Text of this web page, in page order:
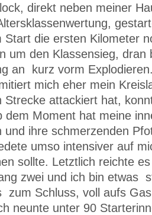
direkt neben meiner
Start die ersten Kilometer
um den Klassensieg, dran
an kurz vorm
mich eher mein
Strecke attackiert hat,
dem Moment hat meine
und ihre schmerzenden
umso intensiver auf
sollte. Letztlich reichte
zwei und ich bin etwas
zum Schluss, voll aufs
neunte unter 90